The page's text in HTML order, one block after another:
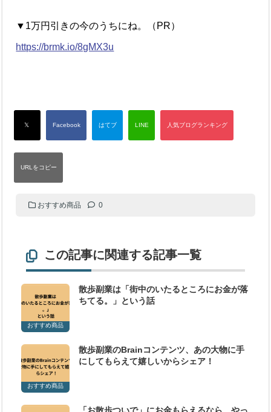
▼1万円引きの今のうちにね。（PR）
https://brmk.io/8gMX3u
おすすめ商品 0
この記事に関連する記事一覧
おすすめ商品
散歩副業は「街中のいたるところにお金が落
ちてる。」という話
おすすめ商品
散歩副業のBrainコンテンツ、あの大物に手
にしてもらえて嬉しいからシェア！